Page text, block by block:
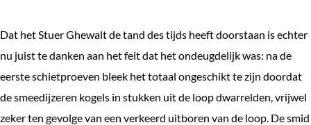
Dat het Stuer Ghewalt de tand des tijds heeft doorstaan is echter
nu juist te danken aan het feit dat het ondeugdelijk was: na de
eerste schietproeven bleek het totaal ongeschikt te zijn doordat
de smeedijzeren kogels in stukken uit de loop dwarrelden, vrijwel
zeker ten gevolge van een verkeerd uitboren van de loop. De smid